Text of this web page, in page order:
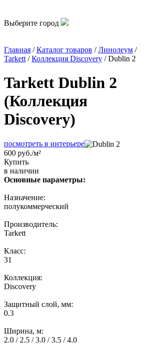
Выберите город
Главная /Каталог товаров /Линолеум /
Tarkett /Коллекция Discovery / Dublin 2
Tarkett Dublin 2
(Коллекция
Discovery)
посмотреть в интерьере
600 руб./м²
Купить
в наличии
Основные параметры:
Назначение:
полукоммерческий
Производитель:
Tarkett
Класс:
31
Коллекция:
Discovery
Защитный слой, мм:
0.3
Ширина, м:
2.0 / 2.5 / 3.0 / 3.5 / 4.0